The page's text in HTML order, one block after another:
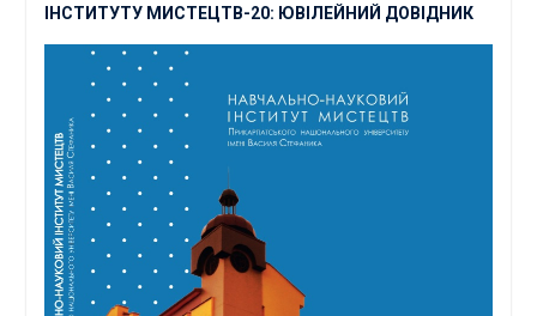
ІНСТИТУТУ МИСТЕЦТВ-20: ЮВІЛЕЙНИЙ ДОВІДНИК